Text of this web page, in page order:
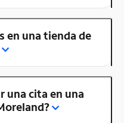
en una tienda de
una cita en una